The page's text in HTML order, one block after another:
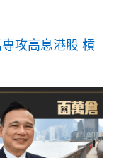
攻高息港股 槓